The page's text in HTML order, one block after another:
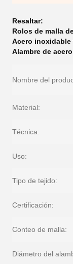
Resaltar:
Rolos de malla
Acero inoxidable
Alambre de
Nombre del
Material:
Técnica:
Uso:
Tipo de tejido:
Certificación:
Conteo de malla:
Diámetro del